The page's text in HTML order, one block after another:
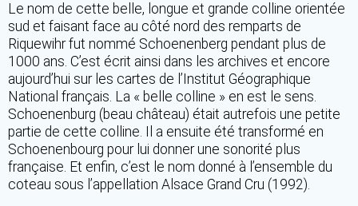
Le nom de cette belle, longue et grande colline orientée
sud et faisant face au côté nord des remparts de
Riquewihr fut nommé Schoenenberg pendant plus de
1000 ans. C’est écrit ainsi dans les archives et encore
aujourd’hui sur les cartes de l’Institut Géographique
National français. La « belle colline » en est le sens.
Schoenenburg (beau château) était autrefois une petite
partie de cette colline. Il a ensuite été transformé en
Schoenenbourg pour lui donner une sonorité plus
française. Et enfin, c’est le nom donné à l’ensemble du
coteau sous l’appellation Alsace Grand Cru (1992).